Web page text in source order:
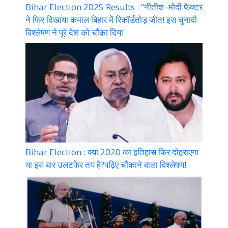
Bihar Election 2025 Results : “नीतीश–मोदी फैक्टर
ने फिर दिखाया कमाल बिहार में रिकॉर्डतोड़ जीत! इस चुनावी
विश्लेषण ने पूरे देश को चौंका दिया
Bihar Election : क्या 2020 का इतिहास फिर दोहराएगा
या इस बार उलटफेर तय है?पढ़िए चौंकाने वाला विश्लेषण!